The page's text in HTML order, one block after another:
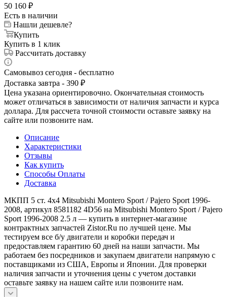
50 160 ₽
Есть в наличии
Нашли дешевле?
Купить
Купить в 1 клик
Рассчитать доставку
Самовывоз сегодня - бесплатно
Доставка завтра - 390 ₽
Цена указана ориентировочно. Окончательная стоимость
может отличаться в зависимости от наличия запчасти и курса
доллара. Для рассчета точной стоимости оставьте заявку на
сайте или позвоните нам.
Описание
Характеристики
Отзывы
Как купить
Способы Оплаты
Доставка
МКПП 5 ст. 4х4 Mitsubishi Montero Sport / Pajero Sport 1996-
2008, артикул 8581182 4D56 на Mitsubishi Montero Sport / Pajero
Sport 1996-2008 2.5 л — купить в интернет-магазине
контрактных запчастей Zistor.Ru по лучшей цене. Мы
тестируем все б/у двигатели и коробки передач и
предоставляем гарантию 60 дней на наши запчасти. Мы
работаем без посредников и закупаем двигатели напрямую с
поставщиками из США, Европы и Японии. Для проверки
наличия запчасти и уточнения цены с учетом доставки
оставьте заявку на нашем сайте или позвоните нам.